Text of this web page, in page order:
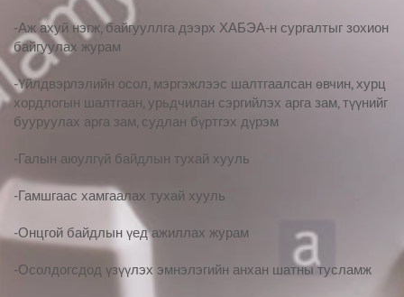
-Аж ахуй нэгж, байгууллга дээрх ХАБЭА-н сургалтыг зохион
байгуулах журам
-Үйлдвэрлэлийн осол, мэргэжлээс шалтгаалсан өвчин, хурц
хордлогын шалтгаан, урьдчилан сэргийлэх арга зам, түүнийг
бууруулах арга зам, судлан бүртгэх дүрэм
-Галын аюулгүй байдлын тухай хууль
-Гамшгаас хамгаалах тухай хууль
-Онцгой байдлын үед ажиллах журам
-Осолдогсдод үзүүлэх эмнэлэгийн анхан шатны тусламж